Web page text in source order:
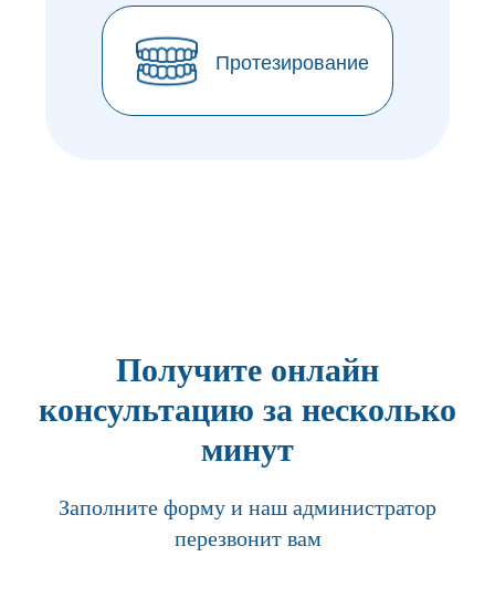
Получите онлайн
консультацию за несколько
минут
Заполните форму и наш администратор
перезвонит вам